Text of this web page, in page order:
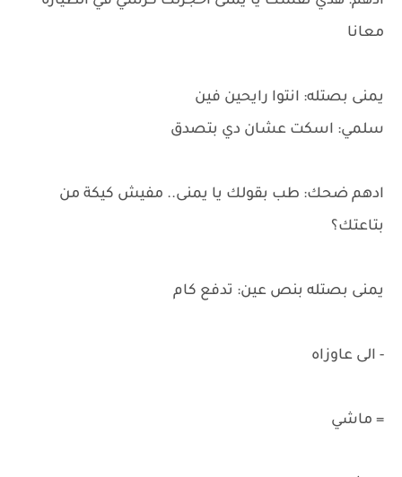
معانا
يمنى بصتله: انتوا رايحين فين
سلمي: اسكت عشان دي بتصدق
ادهم ضحك: طب بقولك يا يمنى.. مفيش كيكة من
بتاعتك؟
يمنى بصتله بنص عين: تدفع كام
- الى عاوزاه
= ماشي